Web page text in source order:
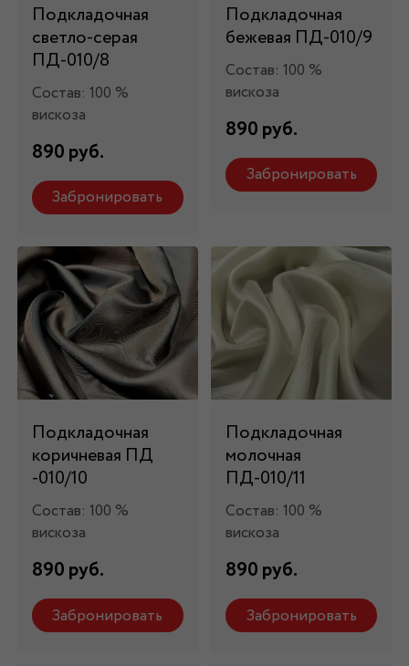
Подкладочная
светло-серая
ПД-010/8
Состав: 100 %
вискоза
890 руб.
Забронировать
Подкладочная
бежевая ПД-010/9
Состав: 100 %
вискоза
890 руб.
Забронировать
Подкладочная
коричневая ПД
-010/10
Состав: 100 %
вискоза
890 руб.
Забронировать
Подкладочная
молочная
ПД-010/11
Состав: 100 %
вискоза
890 руб.
Забронировать